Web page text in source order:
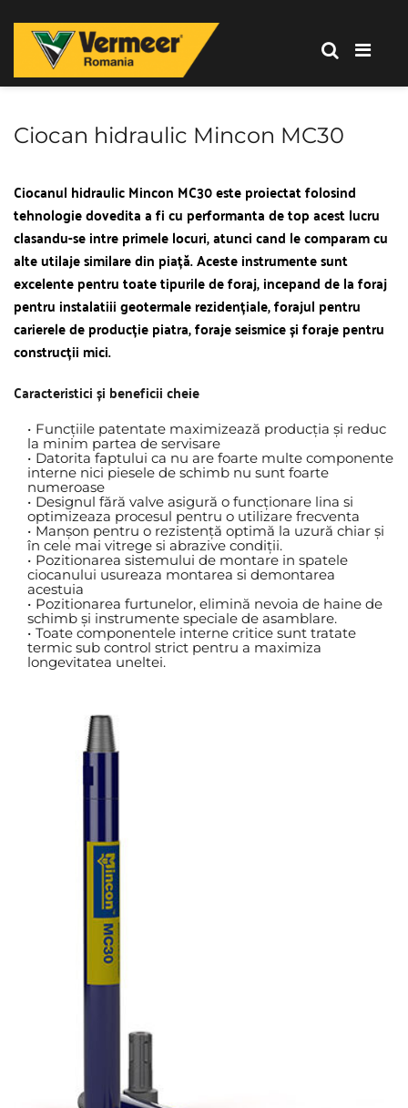
Romania
Vermeer
Romania
Ciocan hidraulic Mincon MC30
Ciocanul hidraulic Mincon MC30 este proiectat folosind
tehnologie dovedita a fi cu performanta de top acest lucru
clasandu-se intre primele locuri, atunci cand le comparam cu
alte utilaje similare din piață. Aceste instrumente sunt
excelente pentru toate tipurile de foraj, incepand de la foraj
pentru instalatiii geotermale rezidențiale, forajul pentru
carierele de producție piatra, foraje seismice și foraje pentru
construcții mici.
Caracteristici și beneficii cheie
Funcțiile patentate maximizează producția și reduc
la minim partea de servisare
Datorita faptului ca nu are foarte multe componente
interne nici piesele de schimb nu sunt foarte
numeroase
Designul fără valve asigură o funcționare lina si
optimizeaza procesul pentru o utilizare frecventa
Manșon pentru o rezistență optimă la uzură chiar și
în cele mai vitrege si abrazive condiții.
Pozitionarea sistemului de montare in spatele
ciocanului usureaza montarea si demontarea
acestuia
Pozitionarea furtunelor, elimină nevoia de haine de
schimb și instrumente speciale de asamblare.
Toate componentele interne critice sunt tratate
termic sub control strict pentru a maximiza
longevitatea uneltei.